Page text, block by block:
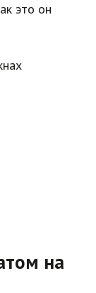
это он
на